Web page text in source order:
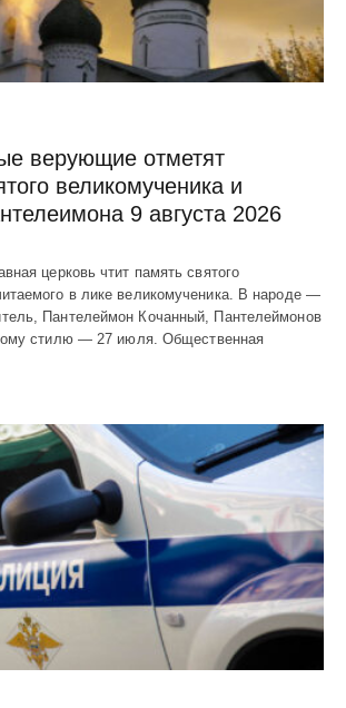
верующие отметят
великомученика и
9 августа 2026
церковь чтит память святого
в лике великомученика. В народе —
Пантелеймон Кочанный, Пантелеймонов
стилю — 27 июля. Общественная